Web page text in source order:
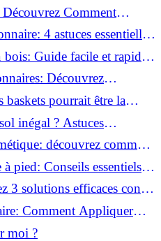
Comment
Béton Cellulaire!
4 astuces essentielles
bien-être!Guide facile et rapide
Découvrez
transforment la
baskets pourrait être la
inégal ? Astuces
!
découvrez comment
des soins beauté!
pied: Conseils essentiels
3 solutions efficaces contre
Comment Appliquer
Porte!
moi ?